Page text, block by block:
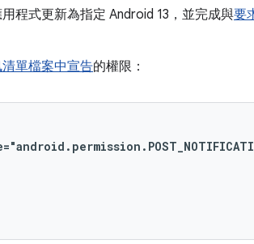
程式更新為指定 Android 13，並完成與要
單檔案中宣告的權限：